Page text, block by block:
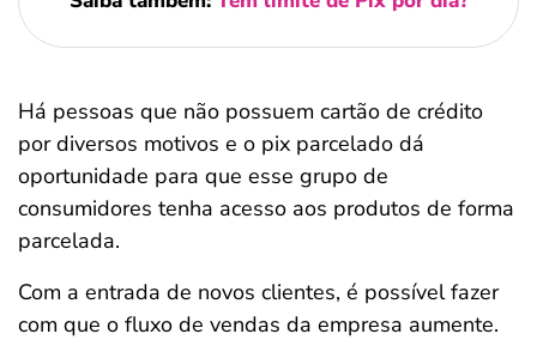
Há pessoas que não possuem cartão de crédito
por diversos motivos e o pix parcelado dá
oportunidade para que esse grupo de
consumidores tenha acesso aos produtos de forma
parcelada.
Com a entrada de novos clientes, é possível fazer
com que o fluxo de vendas da empresa aumente.